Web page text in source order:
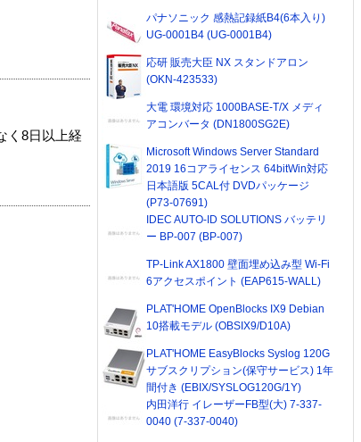
く8日以上経
パナソニック 感熱記録紙B4(6本入り)
UG-0001B4 (UG-0001B4)
応研 販売大臣 NX スタンドアロン
(OKN-423533)
大電 環境対応 1000BASE-T/X メディ
アコンバータ (DN1800SG2E)
Microsoft Windows Server Standard
2019 16コアライセンス 64bitWin対応
日本語版 5CAL付 DVDパッケージ
(P73-07691)
IDEC AUTO-ID SOLUTIONS バッテリ
ー BP-007 (BP-007)
TP-Link AX1800 壁面埋め込み型 Wi-Fi
6アクセスポイント (EAP615-WALL)
PLAT'HOME OpenBlocks IX9 Debian
10搭載モデル (OBSIX9/D10A)
PLAT'HOME EasyBlocks Syslog 120G
サブスクリプション(保守サービス) 1年
間付き (EBIX/SYSLOG120G/1Y)
内田洋行 イレーザーFB型(大) 7-337-
0040 (7-337-0040)